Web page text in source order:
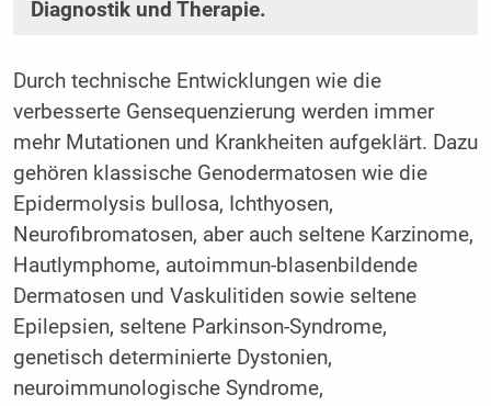
Diagnostik und Therapie.
Durch technische Entwicklungen wie die
verbesserte Gensequenzierung werden immer
mehr Mutationen und Krankheiten aufgeklärt. Dazu
gehören klassische Genodermatosen wie die
Epidermolysis bullosa, Ichthyosen,
Neurofibromatosen, aber auch seltene Karzinome,
Hautlymphome, autoimmun-blasenbildende
Dermatosen und Vaskulitiden sowie seltene
Epilepsien, seltene Parkinson-Syndrome,
genetisch determinierte Dystonien,
neuroimmunologische Syndrome,